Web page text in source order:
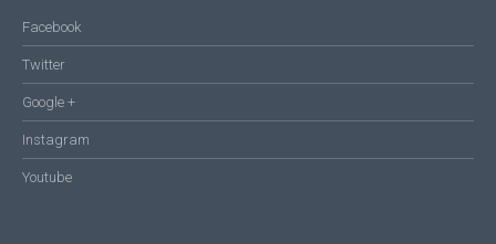
Facebook
Twitter
Google +
Instagram
Youtube